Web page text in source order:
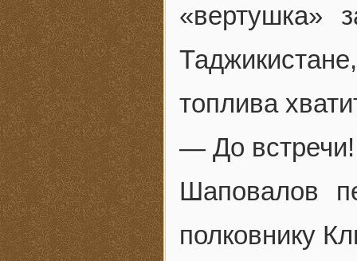
«вертушка»
топлива
— До встречи!
Шаповалов
полковнику